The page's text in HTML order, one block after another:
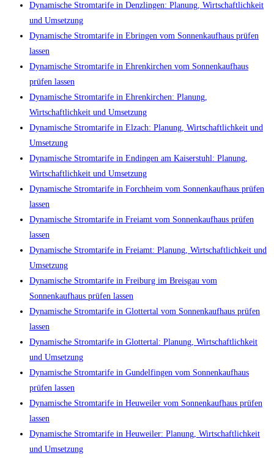
Dynamische Stromtarife in Denzlingen: Planung, Wirtschaftlichkeit
und Umsetzung
Dynamische Stromtarife in Ebringen vom Sonnenkaufhaus prüfen
lassen
Dynamische Stromtarife in Ehrenkirchen vom Sonnenkaufhaus
prüfen lassen
Dynamische Stromtarife in Ehrenkirchen: Planung,
Wirtschaftlichkeit und Umsetzung
Dynamische Stromtarife in Elzach: Planung, Wirtschaftlichkeit und
Umsetzung
Dynamische Stromtarife in Endingen am Kaiserstuhl: Planung,
Wirtschaftlichkeit und Umsetzung
Dynamische Stromtarife in Forchheim vom Sonnenkaufhaus prüfen
lassen
Dynamische Stromtarife in Freiamt vom Sonnenkaufhaus prüfen
lassen
Dynamische Stromtarife in Freiamt: Planung, Wirtschaftlichkeit und
Umsetzung
Dynamische Stromtarife in Freiburg im Breisgau vom
Sonnenkaufhaus prüfen lassen
Dynamische Stromtarife in Glottertal vom Sonnenkaufhaus prüfen
lassen
Dynamische Stromtarife in Glottertal: Planung, Wirtschaftlichkeit
und Umsetzung
Dynamische Stromtarife in Gundelfingen vom Sonnenkaufhaus
prüfen lassen
Dynamische Stromtarife in Heuweiler vom Sonnenkaufhaus prüfen
lassen
Dynamische Stromtarife in Heuweiler: Planung, Wirtschaftlichkeit
und Umsetzung